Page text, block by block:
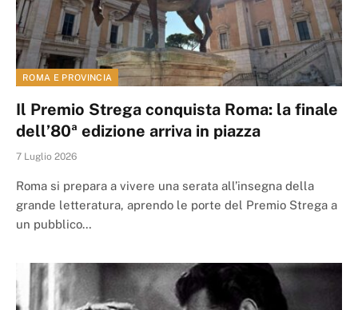
ROMA E PROVINCIA
Il Premio Strega conquista Roma: la finale
dell’80ª edizione arriva in piazza
7 Luglio 2026
Roma si prepara a vivere una serata all’insegna della
grande letteratura, aprendo le porte del Premio Strega a
un pubblico…